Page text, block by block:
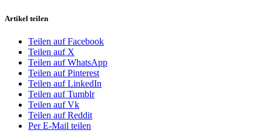
Artikel teilen
Teilen auf Facebook
Teilen auf X
Teilen auf WhatsApp
Teilen auf Pinterest
Teilen auf LinkedIn
Teilen auf Tumblr
Teilen auf Vk
Teilen auf Reddit
Per E-Mail teilen